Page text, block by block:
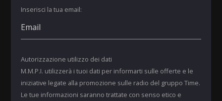
Inserisci la tua email:
Autorizzazione utilizzo dei dati
M.M.P.I. utilizzerà i tuoi dati per informarti sulle offerte e le
iniziative legate alla promozione sulle radio del gruppo Time.
Le tue informazioni saranno trattate con senso etico e